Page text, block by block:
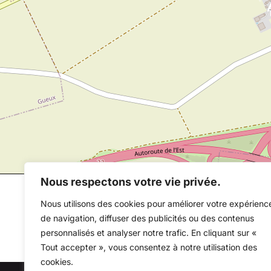
Nous respectons votre vie privée.
Nous utilisons des cookies pour améliorer votre
de navigation, diffuser des publicités ou des contenus
personnalisés et analyser notre trafic. En cliquant sur «
Tout accepter », vous consentez à notre utilisation des
cookies.